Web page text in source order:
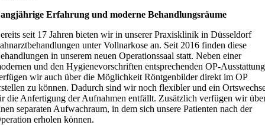
Erfahrung und moderne Behandlungsräume
seit 17 Jahren bieten wir in unserer Praxisklinik in Düsseldorf
unter Vollnarkose an. Seit 2016 finden diese
in unserem neuen Operationssaal statt. Neben einer
und den Hygienevorschriften entsprechenden OP-Ausstattung
wir auch über die Möglichkeit Röntgenbilder direkt im OP
zu können. Dadurch sind wir noch flexibler und ein
die Anfertigung der Aufnahmen entfällt. Zusätzlich verfügen wir
separaten Aufwachraum, in dem sich unsere Patienten nach der
erholen können.